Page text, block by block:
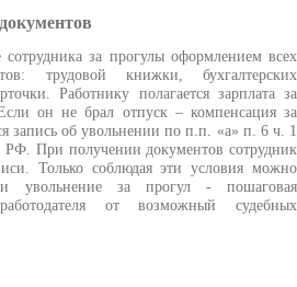
сотрудника за прогулы оформлением всех
трудовой книжки, бухгалтерских
Работнику полагается зарплата за
он не брал отпуск – компенсация за
запись об увольнении по п.п. «а» п. 6 ч. 1
РФ. При получении документов сотрудник
Только соблюдая эти условия можно
увольнение за прогул - пошаговая
от возможный судебных